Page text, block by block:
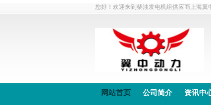
您好！欢迎来到柴油发电机组供应商上海翼
网站首页 公司简介 资讯中